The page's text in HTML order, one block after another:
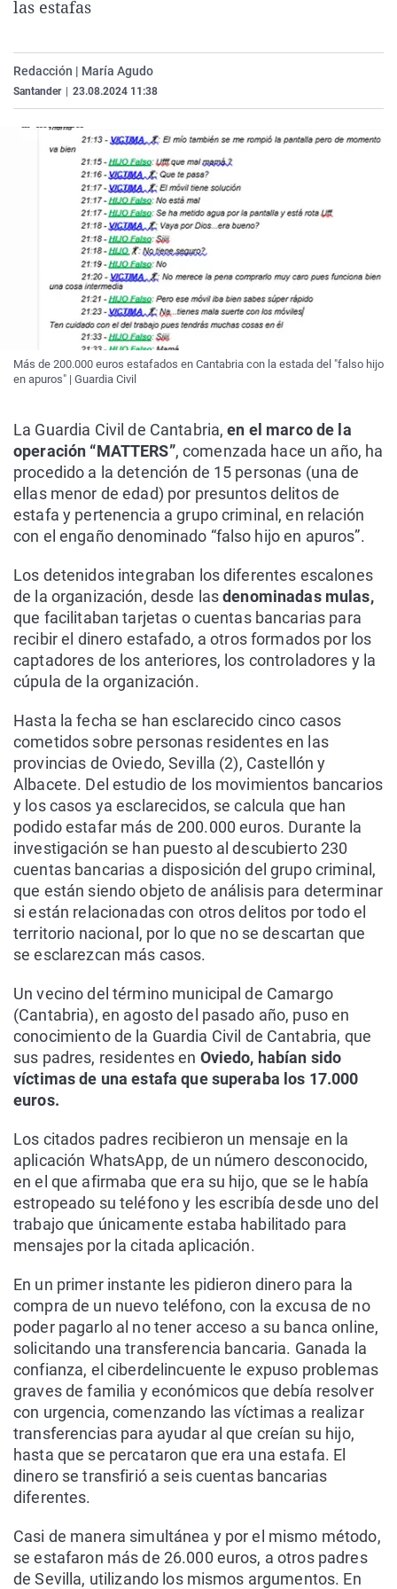
Operación Viuda
Navarra
País Vasco
las estafas
Redacción | María Agudo
Santander 23.08.2024 11:38
Más de 200.000 euros estafados en Cantabria con la estada del "falso hijo
en apuros" | Guardia Civil
La Guardia Civil de Cantabria, en el marco de la
operación “MATTERS”, comenzada hace un año, ha
procedido a la detención de 15 personas (una de
ellas menor de edad) por presuntos delitos de
estafa y pertenencia a grupo criminal, en relación
con el engaño denominado “falso hijo en apuros”.
Los detenidos integraban los diferentes escalones
de la organización, desde lasdenominadas mulas,
que facilitaban tarjetas o cuentas bancarias para
recibir el dinero estafado, a otros formados por los
captadores de los anteriores, los controladores y la
cúpula de la organización.
Hasta la fecha se han esclarecido cinco casos
cometidos sobre personas residentes en las
provincias de Oviedo, Sevilla (2), Castellón y
Albacete. Del estudio de los movimientos bancarios
y los casos ya esclarecidos, se calcula que han
podido estafar más de 200.000 euros. Durante la
investigación se han puesto al descubierto 230
cuentas bancarias a disposición del grupo criminal,
que están siendo objeto de análisis para determinar
si están relacionadas con otros delitos por todo el
territorio nacional, por lo que no se descartan que
se esclarezcan más casos.
Un vecino del término municipal de Camargo
(Cantabria), en agosto del pasado año, puso en
conocimiento de la Guardia Civil de Cantabria, que
sus padres, residentes en Oviedo, habían sido
víctimas de una estafa que superaba los 17.000
euros.
Los citados padres recibieron un mensaje en la
aplicación WhatsApp, de un número desconocido,
en el que afirmaba que era su hijo, que se le había
estropeado su teléfono y les escribía desde uno del
trabajo que únicamente estaba habilitado para
mensajes por la citada aplicación.
En un primer instante les pidieron dinero para la
compra de un nuevo teléfono, con la excusa de no
poder pagarlo al no tener acceso a su banca online,
solicitando una transferencia bancaria. Ganada la
confianza, el ciberdelincuente le expuso problemas
graves de familia y económicos que debía resolver
con urgencia, comenzando las víctimas a realizar
transferencias para ayudar al que creían su hijo,
hasta que se percataron que era una estafa. El
dinero se transfirió a seis cuentas bancarias
diferentes.
Casi de manera simultánea y por el mismo método,
se estafaron más de 26.000 euros, a otros padres
de Sevilla, utilizando los mismos argumentos. En